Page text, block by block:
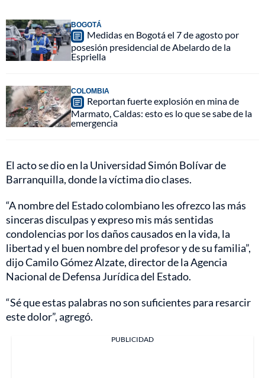
BOGOTÁ
Medidas en Bogotá el 7 de agosto por
posesión presidencial de Abelardo de la
Espriella
COLOMBIA
Reportan fuerte explosión en mina de
Marmato, Caldas: esto es lo que se sabe de la
emergencia
El acto se dio en la Universidad Simón Bolívar de
Barranquilla, donde la víctima dio clases.
“A nombre del Estado colombiano les ofrezco las más
sinceras disculpas y expreso mis más sentidas
condolencias por los daños causados en la vida, la
libertad y el buen nombre del profesor y de su familia”,
dijo Camilo Gómez Alzate, director de la Agencia
Nacional de Defensa Jurídica del Estado.
“Sé que estas palabras no son suficientes para resarcir
este dolor”, agregó.
PUBLICIDAD